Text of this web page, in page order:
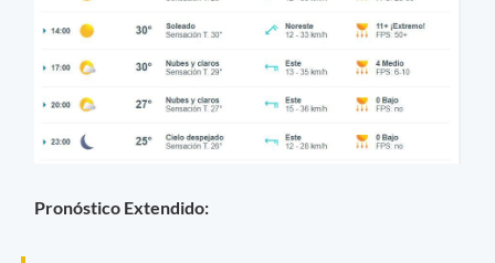
Pronóstico Extendido: